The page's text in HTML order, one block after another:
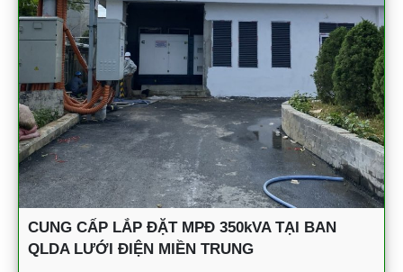
CUNG CẤP LẮP ĐẶT MPĐ 350kVA TẠI BAN
QLDA LƯỚI ĐIỆN MIỀN TRUNG